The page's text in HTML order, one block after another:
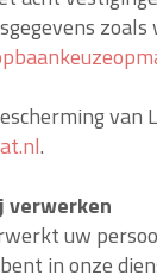
.
verwerken
uw
in onze